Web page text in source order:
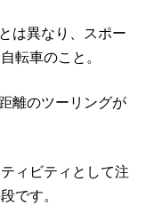
は異なり、スポー
転車のこと。
離のツーリングが
ィビティとして注
です。